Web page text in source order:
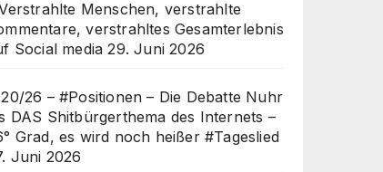
Menschen, verstrahlte
verstrahltes Gesamterlebnis
Social media 29. Juni 2026
26 – #Positionen – Die Debatte Nuhr
DAS Shitbürgerthema des Internets –
Grad, es wird noch heißer #Tageslied
Juni 2026